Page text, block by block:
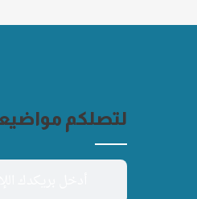
لتصلكم